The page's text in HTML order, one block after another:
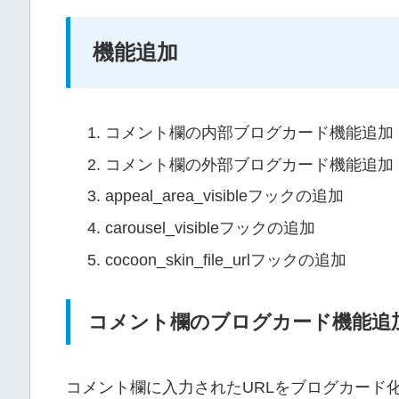
機能追加
コメント欄の内部ブログカード機能追加
コメント欄の外部ブログカード機能追加
appeal_area_visibleフックの追加
carousel_visibleフックの追加
cocoon_skin_file_urlフックの追加
コメント欄のブログカード機能追
コメント欄に入力されたURLをブログカード